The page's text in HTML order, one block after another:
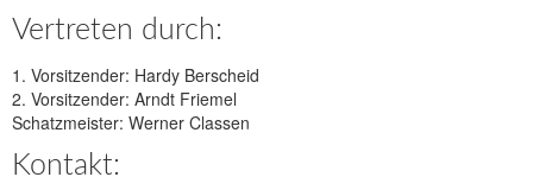
Vertreten durch:
1. Vorsitzender: Hardy Berscheid
2. Vorsitzender: Arndt Friemel
Schatzmeister: Werner Classen
Kontakt: